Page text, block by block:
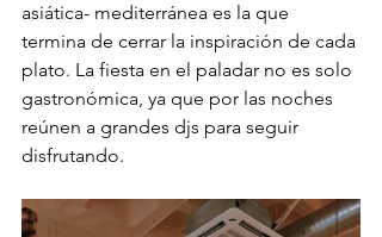
asiática- mediterránea es la que
termina de cerrar la inspiración de cada
plato. La fiesta en el paladar no es solo
gastronómica, ya que por las noches
reúnen a grandes djs para seguir
disfrutando.